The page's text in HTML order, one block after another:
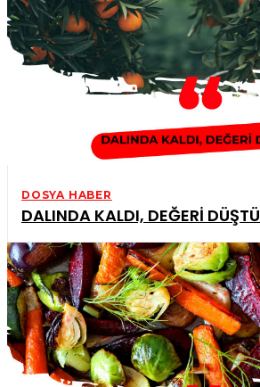
DOSYA HABER
DALINDA KALDI, DEĞERİ DÜŞTÜ